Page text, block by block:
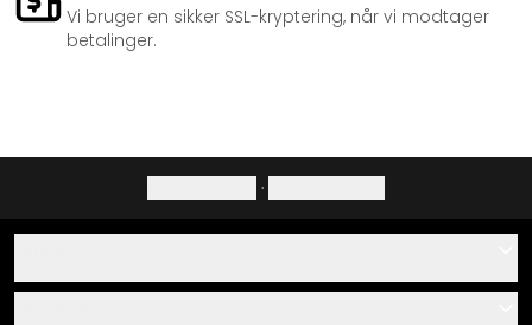
Vi bruger en sikker SSL-kryptering, når vi modtager
betalinger.
·